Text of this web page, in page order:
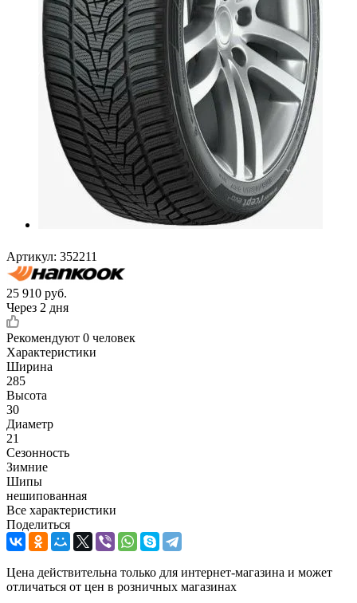
Артикул: 352211
25 910 руб.
Через 2 дня
Рекомендуют 0 человек
Характеристики
Ширина
285
Высота
30
Диаметр
21
Сезонность
Зимние
Шипы
нешипованная
Все характеристики
Поделиться
Цена действительна только для интернет-магазина и может
отличаться от цен в розничных магазинах